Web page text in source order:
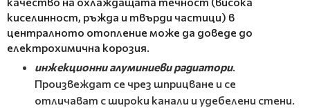
киселинност, ръжда и твърди частици) в
централното отопление може да доведе до
електрохимична корозия.
инжекционни алуминиеви радиатори.
Произвеждат се чрез шприцване и се
отличават с широки канали и удебелени стени.